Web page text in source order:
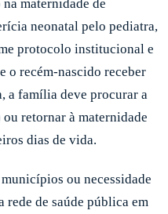
maternidade de
neonatal pelo pediatra,
protocolo institucional e
o recém-nascido receber
a família deve procurar a
retornar à maternidade
dias de vida.
ou necessidade
rede de saúde pública em